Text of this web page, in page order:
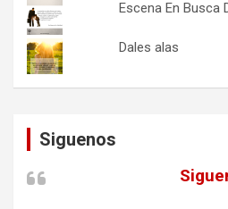
Escena En Busca
Dales alas
Siguenos